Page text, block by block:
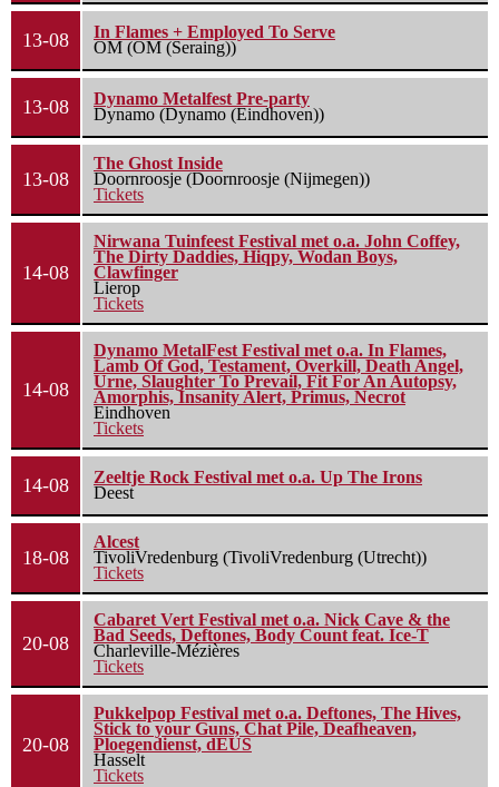
13-08
In Flames + Employed To Serve
OM (OM (Seraing))
13-08
Dynamo Metalfest Pre-party
Dynamo (Dynamo (Eindhoven))
13-08
The Ghost Inside
Doornroosje (Doornroosje (Nijmegen))
Tickets
14-08
Nirwana Tuinfeest Festival met o.a. John Coffey,
The Dirty Daddies, Hiqpy, Wodan Boys,
Clawfinger
Lierop
Tickets
14-08
Dynamo MetalFest Festival met o.a. In Flames,
Lamb Of God, Testament, Overkill, Death Angel,
Urne, Slaughter To Prevail, Fit For An Autopsy,
Amorphis, Insanity Alert, Primus, Necrot
Eindhoven
Tickets
14-08
Zeeltje Rock Festival met o.a. Up The Irons
Deest
18-08
Alcest
TivoliVredenburg (TivoliVredenburg (Utrecht))
Tickets
20-08
Cabaret Vert Festival met o.a. Nick Cave & the
Bad Seeds, Deftones, Body Count feat. Ice-T
Charleville-Mézières
Tickets
20-08
Pukkelpop Festival met o.a. Deftones, The Hives,
Stick to your Guns, Chat Pile, Deafheaven,
Ploegendienst, dEUS
Hasselt
Tickets